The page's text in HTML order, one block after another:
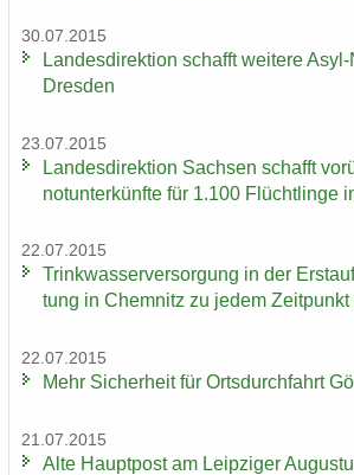
30.07.2015
Lan­des­di­rek­ti­on schafft wei­te­re
Dres­den
23.07.2015
Lan­des­di­rek­ti­on Sach­sen schafft
not­un­ter­künf­te für 1.100 Flücht­lin­ge
22.07.2015
Trink­was­ser­ver­sor­gung in der
tung in Chem­nitz zu jedem
22.07.2015
Mehr Si­cher­heit für Orts­durch­fahrt
21.07.2015
Alte Haupt­post am Leip­zi­ger